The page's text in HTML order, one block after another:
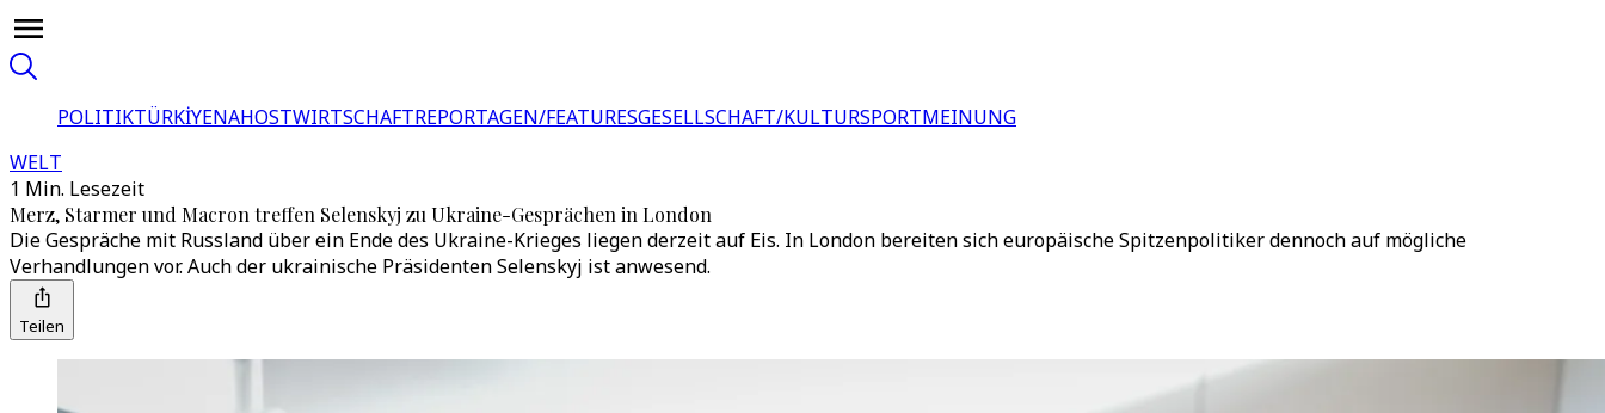
POLITIKTÜRKİYENAHOSTWIRTSCHAFTREPORTAGEN/FEATURESGESELLSCHAFT/KULTURSPORTMEINUNG
WELT
1 Min. Lesezeit
Merz, Starmer und Macron treffen Selenskyj zu Ukraine-Gesprächen in London
Die Gespräche mit Russland über ein Ende des Ukraine-Krieges liegen derzeit auf Eis. In London bereiten sich europäische Spitzenpolitiker dennoch auf mögliche
Verhandlungen vor. Auch der ukrainische Präsidenten Selenskyj ist anwesend.
Teilen